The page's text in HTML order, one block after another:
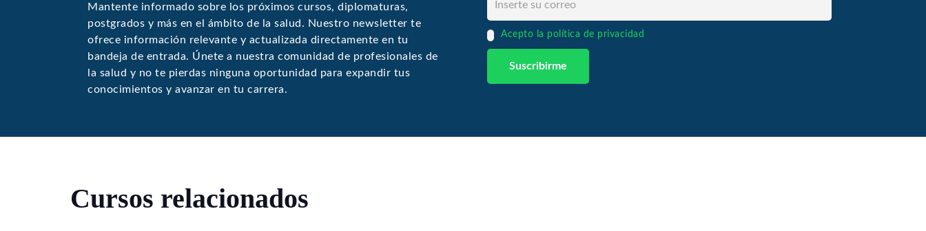
Mantente informado sobre los próximos cursos, diplomaturas,
postgrados y más en el ámbito de la salud. Nuestro newsletter te
ofrece información relevante y actualizada directamente en tu
bandeja de entrada. Únete a nuestra comunidad de profesionales de
la salud y no te pierdas ninguna oportunidad para expandir tus
conocimientos y avanzar en tu carrera.
Acepto la política de privacidad
Cursos relacionados